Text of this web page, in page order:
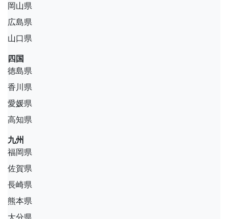
岡山県
広島県
山口県
四国
徳島県
香川県
愛媛県
高知県
九州
福岡県
佐賀県
長崎県
熊本県